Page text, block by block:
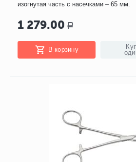
изогнутая часть с насечками – 65 мм.
1 279.00 Р
В корзину